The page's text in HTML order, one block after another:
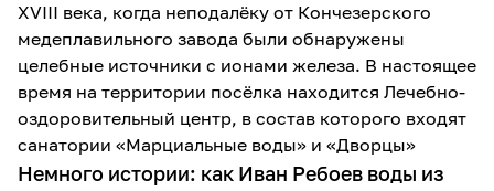
XVIII века, когда неподалёку от Кончезерского
медеплавильного завода были обнаружены
целебные источники с ионами железа. В настоящее
время на территории посёлка находится Лечебно-
оздоровительный центр, в состав которого входят
санатории «Марциальные воды» и «Дворцы»
Немного истории: как Иван Ребоев воды из